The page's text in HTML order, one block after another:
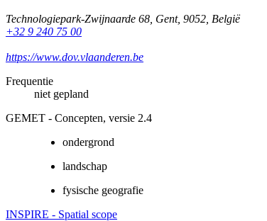
Technologiepark-Zwijnaarde 68 Gent, 9052 België
+32 9 240 75 00
https://www.dov.vlaanderen.be
Frequentie
niet gepland
GEMET - Concepten, versie 2.4
ondergrond
landschap
fysische geografie
INSPIRE - Spatial scope